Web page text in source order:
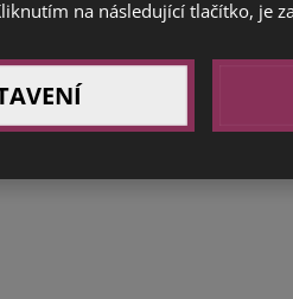
na následující tlačítko, je